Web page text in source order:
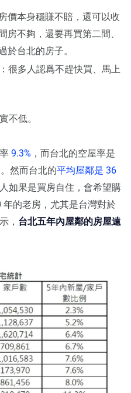
價本身穩賺不賠，還可以收
房不夠，還要再買第二間、
於台北的房子。
很多人認爲不趕快買、馬上
不低。
9.3% ，而台北的空屋率是
然而台北的平均屋鄰是 36
如果是買房自住，會希望購
的老房，尤其是台灣對於
， 台北五年內屋鄰的房屋遠